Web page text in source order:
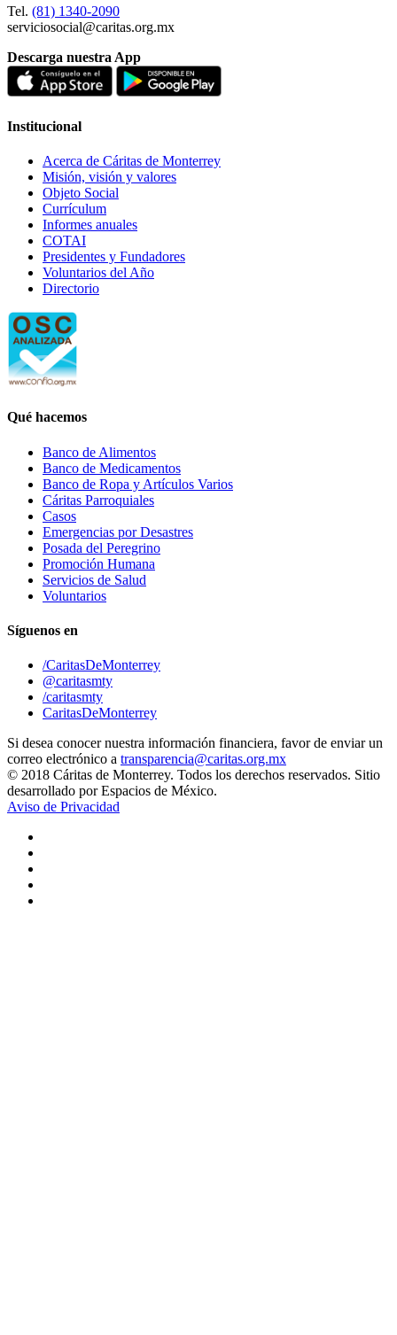
Tel. (81) 1340-2090
serviciosocial@caritas.org.mx
Descarga nuestra App
Institucional
Acerca de Cáritas de Monterrey
Misión, visión y valores
Objeto Social
Currículum
Informes anuales
COTAI
Presidentes y Fundadores
Voluntarios del Año
Directorio
Qué hacemos
Banco de Alimentos
Banco de Medicamentos
Banco de Ropa y Artículos Varios
Cáritas Parroquiales
Casos
Emergencias por Desastres
Posada del Peregrino
Promoción Humana
Servicios de Salud
Voluntarios
Síguenos en
/CaritasDeMonterrey
@caritasmty
/caritasmty
CaritasDeMonterrey
Si desea conocer nuestra información financiera, favor de enviar un
correo electrónico a transparencia@caritas.org.mx
© 2018 Cáritas de Monterrey. Todos los derechos reservados. Sitio
desarrollado por Espacios de México.
Aviso de Privacidad